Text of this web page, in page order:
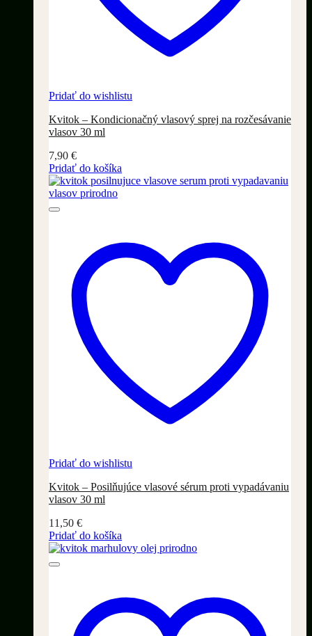
Pridať do wishlistu
Kvitok – Kondicionačný vlasový sprej na rozčesávanie
vlasov 30 ml
7,90 €
Pridať do košíka
Pridať do wishlistu
Kvitok – Posilňujúce vlasové sérum proti vypadávaniu
vlasov 30 ml
11,50 €
Pridať do košíka